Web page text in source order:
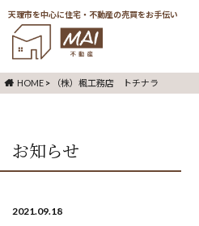
天理市を中心に住宅・不動産の売買をお手伝い
HOME > （株）楓工務店 トチナラ
お知らせ
2021.09.18